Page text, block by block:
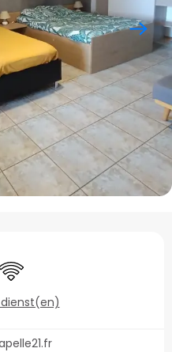
en